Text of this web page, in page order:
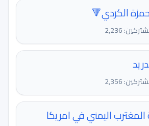
الكردي🔻
2,236
2,356
اليمني في امريكا